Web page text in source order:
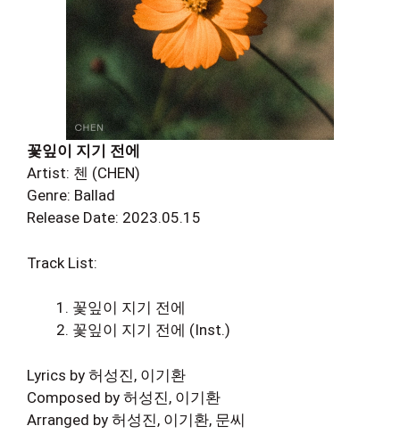
꽃잎이 지기 전에
Artist: 첸 (CHEN)
Genre: Ballad
Release Date: 2023.05.15
Track List:
꽃잎이 지기 전에
꽃잎이 지기 전에 (Inst.)
Lyrics by 허성진, 이기환
Composed by 허성진, 이기환
Arranged by 허성진, 이기환, 문씨